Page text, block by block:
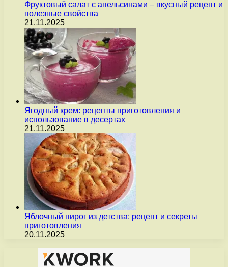
Фруктовый салат с апельсинами – вкусный рецепт и
полезные свойства
21.11.2025
Ягодный крем: рецепты приготовления и
использование в десертах
21.11.2025
Яблочный пирог из детства: рецепт и секреты
приготовления
20.11.2025